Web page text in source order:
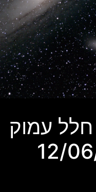
עמוק
12/